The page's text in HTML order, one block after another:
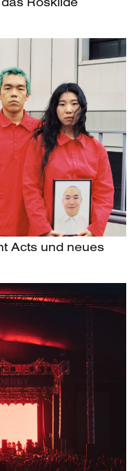
Acts und neues